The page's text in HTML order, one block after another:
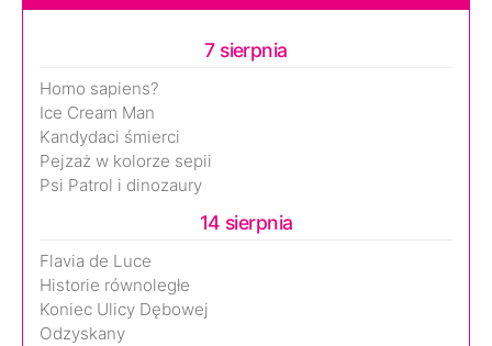
7 sierpnia
Homo sapiens?
Ice Cream Man
Kandydaci śmierci
Pejzaż w kolorze sepii
Psi Patrol i dinozaury
14 sierpnia
Flavia de Luce
Historie równoległe
Koniec Ulicy Dębowej
Odzyskany